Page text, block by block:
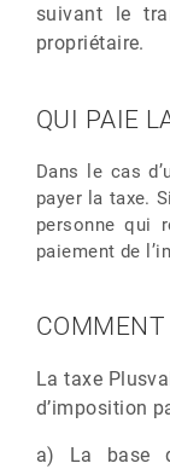
suivant le
propriétaire.
QUI PAIE
Dans le cas
payer la taxe.
personne qui
paiement de
COMMENT
La taxe
d’imposition
a) La base